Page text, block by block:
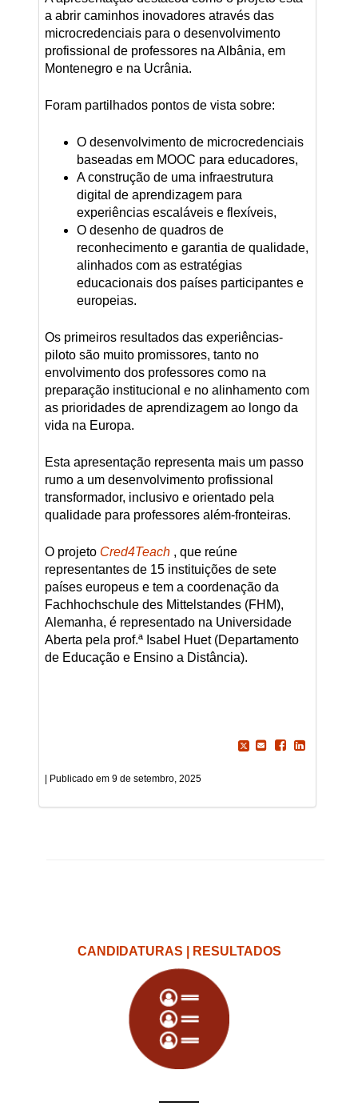
a abrir caminhos inovadores através das
microcredenciais para o desenvolvimento
profissional de professores na Albânia, em
Montenegro e na Ucrânia.
Foram partilhados pontos de vista sobre:
O desenvolvimento de microcredenciais
baseadas em MOOC para educadores,
A construção de uma infraestrutura
digital de aprendizagem para
experiências escaláveis e flexíveis,
O desenho de quadros de
reconhecimento e garantia de qualidade,
alinhados com as estratégias
educacionais dos países participantes e
europeias.
Os primeiros resultados das experiências-
piloto são muito promissores, tanto no
envolvimento dos professores como na
preparação institucional e no alinhamento com
as prioridades de aprendizagem ao longo da
vida na Europa.
Esta apresentação representa mais um passo
rumo a um desenvolvimento profissional
transformador, inclusivo e orientado pela
qualidade para professores além-fronteiras.
O projeto Cred4Teach, que reúne
representantes de 15 instituições de sete
países europeus e tem a coordenação da
Fachhochschule des Mittelstandes (FHM),
Alemanha, é representado na Universidade
Aberta pela prof.ª Isabel Huet (Departamento
de Educação e Ensino a Distância).
9 de setembro, 2025
CANDIDATURAS | RESULTADOS